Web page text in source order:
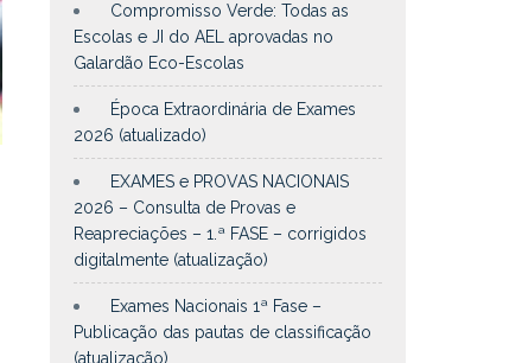
Compromisso Verde: Todas as
Escolas e JI do AEL aprovadas no
Galardão Eco-Escolas
Época Extraordinária de Exames
2026 (atualizado)
EXAMES e PROVAS NACIONAIS
2026 – Consulta de Provas e
Reapreciações – 1.ª FASE – corrigidos
digitalmente (atualização)
Exames Nacionais 1ª Fase –
Publicação das pautas de classificação
(atualização)